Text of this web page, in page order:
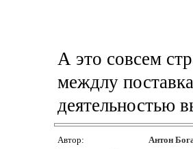
А это совсем
междлу
деятельностью
Автор: Антон